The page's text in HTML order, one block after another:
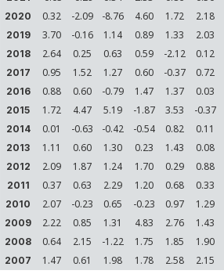
2020 0.32 -2.09 -8.76 4.60 1.72 2.18
2019 3.70 -0.16 1.14 0.89 1.33 2.03
2018 2.64 0.25 0.63 0.59 -2.12 0.12
2017 0.95 1.52 1.27 0.60 -0.37 0.72
2016 0.88 0.60 -0.79 1.47 1.37 0.03
2015 1.72 4.47 5.19 -1.87 3.53 -0.37
2014 0.01 -0.63 -0.42 -0.54 0.82 0.11
2013 1.11 0.60 1.30 0.23 1.43 0.08
2012 2.09 1.87 1.24 1.70 0.29 0.88
2011 0.37 0.63 2.29 1.20 0.68 0.33
2010 2.07 -0.23 0.65 -0.23 0.97 1.29
2009 2.22 0.85 1.31 4.83 2.76 1.43
2008 0.64 2.15 -1.22 1.75 1.85 1.90
2007 1.47 0.61 1.98 1.78 2.58 2.15